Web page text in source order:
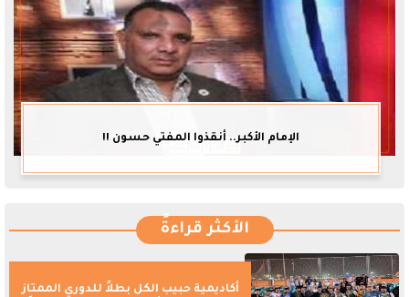
الإمام الأكبر.. أنقذوا المفتي حسون !!
الأكثر قراءةً
أكاديمية حبيب الكل بطلاً للدوري الممتاز